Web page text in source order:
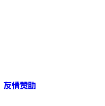
友情赞助